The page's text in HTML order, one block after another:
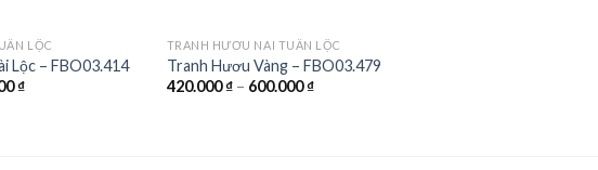
LỘC
Lộc – FBO03.414
₫
TRANH HƯƠU NAI TUẦN LỘC
Tranh Hươu Vàng – FBO03.479
420.000₫– 600.000₫